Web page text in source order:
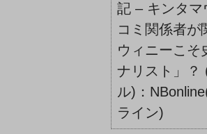
記 – キンタ
コミ関係者が
ウィニーこそ
ナリスト」？
ル)：
ライン)